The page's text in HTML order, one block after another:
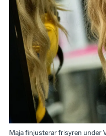
Maja finjusterar frisyren under